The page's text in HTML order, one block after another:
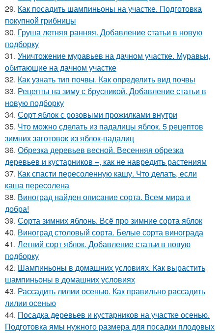
29. Как посадить шампиньоны на участке. Подготовка
покупной грибницы
30. Груша летняя ранняя. Добавление статьи в новую
подборку
31. Уничтожение муравьев на дачном участке. Муравьи,
обитающие на дачном участке
32. Как узнать тип почвы. Как определить вид почвы
33. Рецепты на зиму с брусникой. Добавление статьи в
новую подборку
34. Сорт яблок с розовыми прожилками внутри
35. Что можно сделать из падалицы яблок. 5 рецептов
зимних заготовок из яблок-падалиц
36. Обрезка деревьев весной. Весенняя обрезка
деревьев и кустарников –, как не навредить растениям
37. Как спасти пересоленную кашу. Что делать, если
каша пересолена
38. Виноград найден описание сорта. Всем мира и
добра!
39. Сорта зимних яблонь. Всё про зимние сорта яблок
40. Виноград столовый сорта. Белые сорта винограда
41. Летний сорт яблок. Добавление статьи в новую
подборку
42. Шампиньоны в домашних условиях. Как вырастить
шампиньоны в домашних условиях
43. Рассадить лилии осенью. Как правильно рассадить
лилии осенью
44. Посадка деревьев и кустарников на участке осенью.
Подготовка ямы нужного размера для посадки плодовых